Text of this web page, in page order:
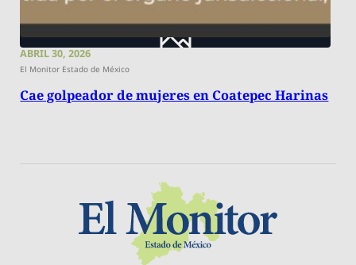
ABRIL 30, 2026
El Monitor Estado de México
Cae golpeador de mujeres en Coatepec Harinas